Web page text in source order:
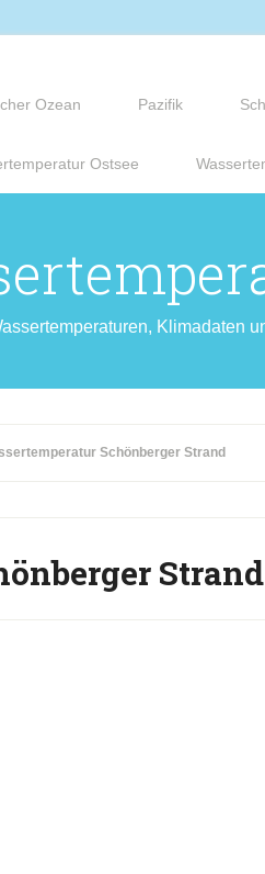
Ozean Pazifik
Ostsee
Klimadaten
Schönberger Strand
Strand